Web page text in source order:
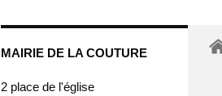
MAIRIE DE LA COUTURE
2 place de l'église